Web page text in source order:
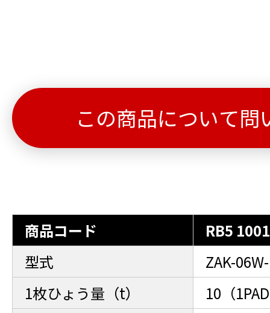
この商品について問
商品コード
RB5
型式
ZAK-
1枚ひょう量（t）
10（